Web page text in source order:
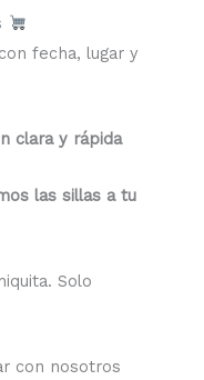
con fecha, lugar y
clara y rápida
las sillas a tu
Solo
con nosotros